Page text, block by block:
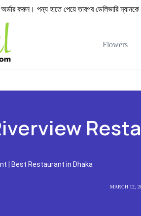
করুন। পন্য হাতে পেয়ে তারপর ডেলিভারি ম্যানকে
Flowers
| Best Restaurant in Dhaka
MARCH 12,